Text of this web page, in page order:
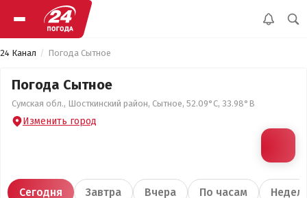
24 Канал Погода Сытное
Погода Сытное
Сумская обл., Шосткинский район, Сытное, 52.09°С, 33.98°В
Изменить город
Сегодня Завтра Вчера По часам